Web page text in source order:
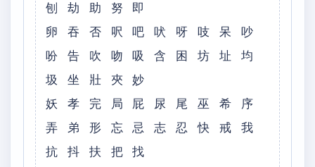
刨 劫 助 努 即
卵 吞 否 呎 吧 吠 呀 吱 呆 吵
吩 告 吹 吻 吸 含 困 坊 址 均
圾 坐 壯 夾 妙
妖 孝 完 局 屁 尿 尾 巫 希 序
弄 弟 形 忘 忌 志 忍 快 戒 我
抗 抖 扶 把 找